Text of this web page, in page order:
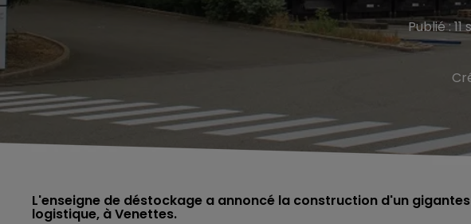
Publié :
L'enseigne de déstockage a annoncé la construction d'un
logistique, à Venettes.